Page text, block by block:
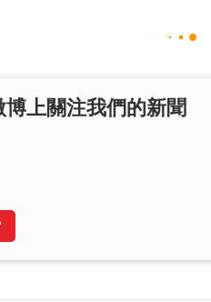
上關注我們的新聞